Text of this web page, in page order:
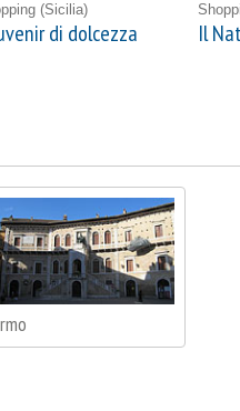
(Sicilia)
di dolcezza Il